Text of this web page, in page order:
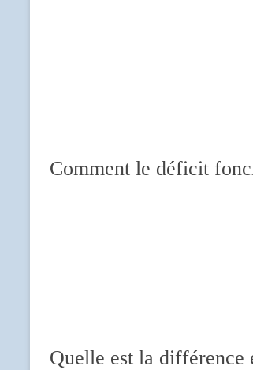
Comment le déficit
Quelle est la